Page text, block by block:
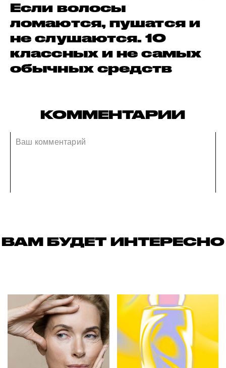
Если волосы
ломаются, пушатся и
не слушаются. 10
классных и не самых
обычных средств
КОММЕНТАРИИ
ВАМ БУДЕТ ИНТЕРЕСНО